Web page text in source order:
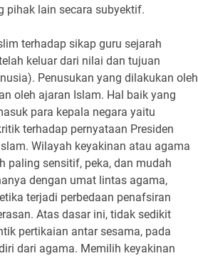
pihak lain secara subyektif.
terhadap sikap guru sejarah
keluar dari nilai dan tujuan
Penusukan yang dilakukan oleh
oleh ajaran Islam. Hal baik yang
para kepala negara yaitu
terhadap pernyataan Presiden
Wilayah keyakinan atau agama
paling sensitif, peka, dan mudah
dengan umat lintas agama,
terjadi perbedaan penafsiran
Atas dasar ini, tidak sedikit
pertikaian antar sesama, pada
dari agama. Memilih keyakinan